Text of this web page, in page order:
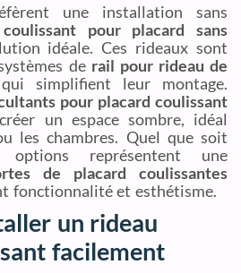
une installation sans
pour placard sans
idéale. Ces rideaux sont
de rail pour rideau de
qui simplifient leur montage.
pour placard coulissant
un espace sombre, idéal
les chambres. Quel que soit
représentent une
de placard coulissantes
fonctionnalité et esthétisme.
un rideau
facilement